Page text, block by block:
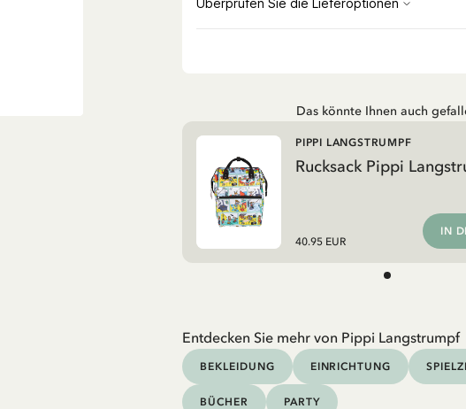
Das könnte Ihnen auch
Rucksack Pippi
PIPPI LANGSTRUMPF
40.95 EUR
IN
Entdecken Sie mehr von Pippi Langstrumpf
BEKLEIDUNG EINRICHTUNG
BÜCHER PARTY